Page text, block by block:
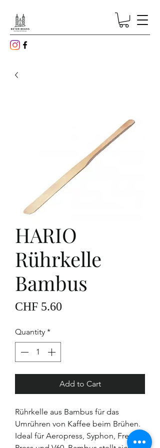
HARIO
Rührkelle
Bambus
CHF 5.60
Quantity *
Add to Cart
Rührkelle aus Bambus für das
Umrühren von Kaffee beim Brühen.
Ideal für Aeropress, Syphon, French